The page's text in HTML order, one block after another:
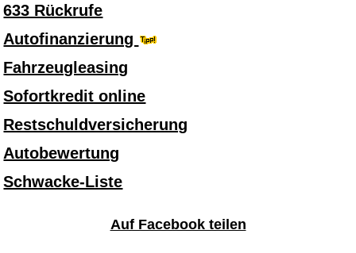
633 Rückrufe
Autofinanzierung
Fahrzeugleasing
Sofortkredit online
Restschuldversicherung
Autobewertung
Schwacke-Liste
Auf Facebook teilen